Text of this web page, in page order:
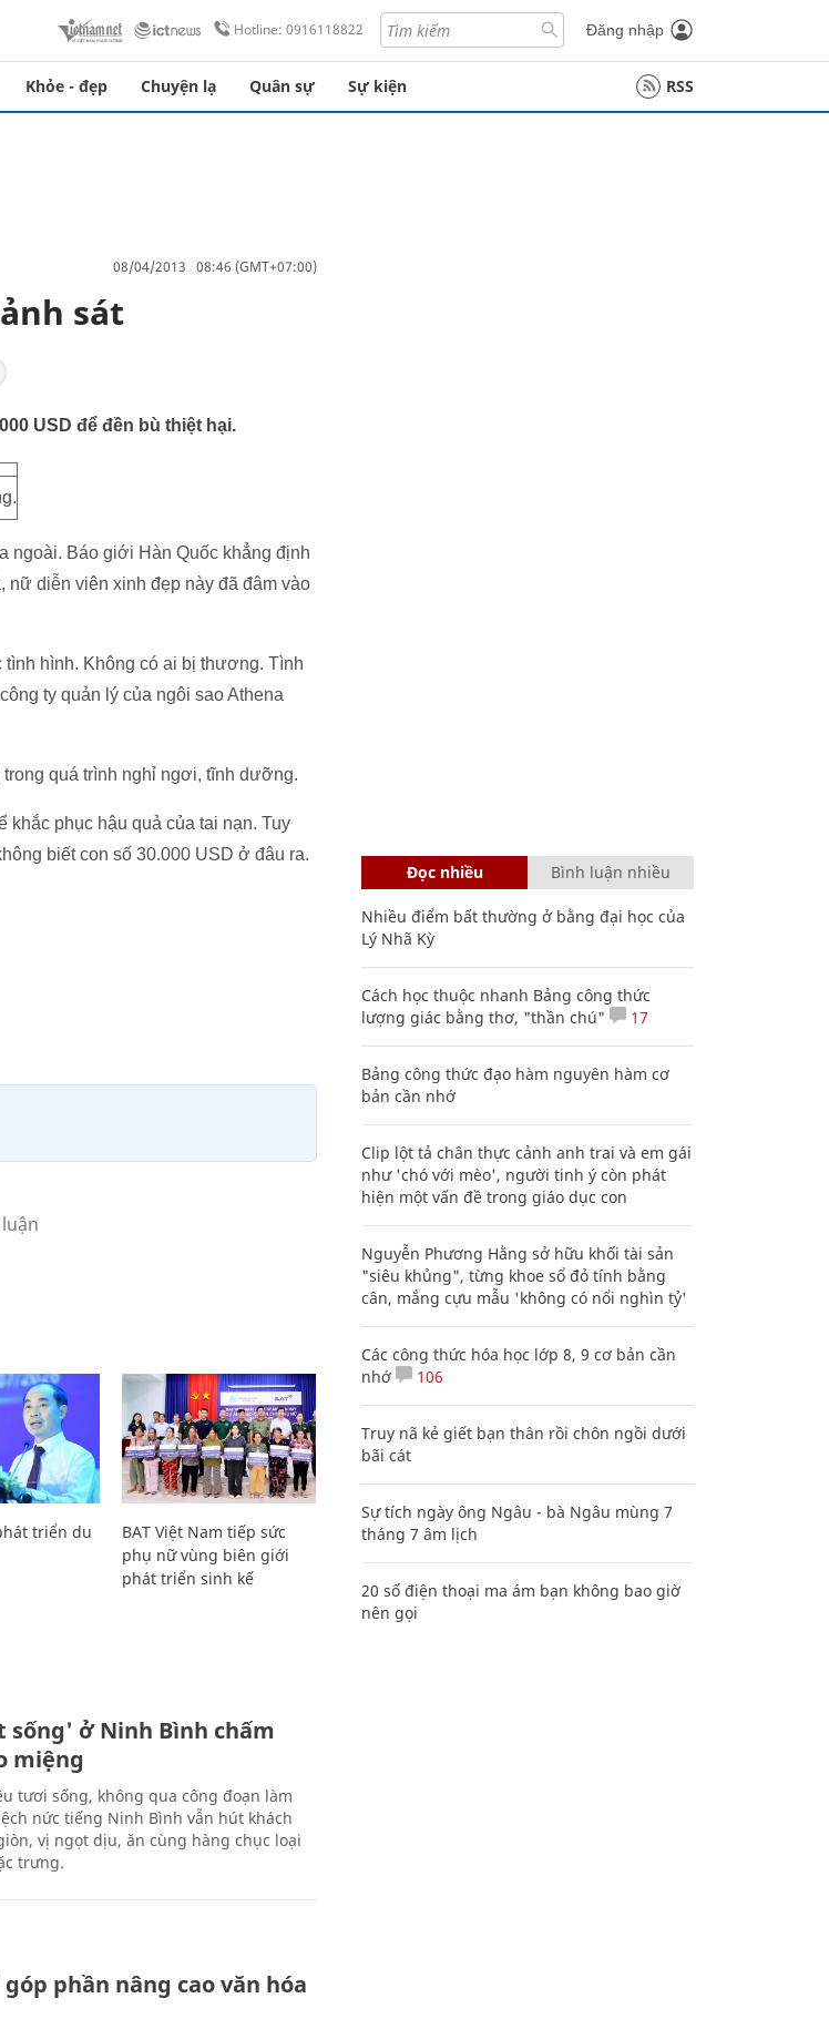
Hotline: 0916118822 Đăng nhập
Khỏe - đẹp Chuyện lạ Quân sự Sự kiện RSS
08/04/2013 08:46 (GMT+07:00)
sát
USD để đền bù thiệt hại.
ngoài. Báo giới Hàn Quốc khẳng định
diễn viên xinh đẹp này đã đâm vào
hình. Không có ai bị thương. Tình
ty quản lý của ngôi sao Athena
quá trình nghỉ ngơi, tĩnh dưỡng.
khắc phục hậu quả của tai nạn. Tuy
biết con số 30.000 USD ở đâu ra.
triển du
BAT Việt Nam tiếp sức
phụ nữ vùng biên giới
phát triển sinh kế
sống' ở Ninh Bình chấm
miệng
tươi sống, không qua công đoạn làm
nức tiếng Ninh Bình vẫn hút khách
vị ngọt dịu, ăn cùng hàng chục loại
trưng.
phần nâng cao văn hóa
Đọc nhiều Bình luận nhiều
Nhiều điểm bất thường ở bằng đại học của
Lý Nhã Kỳ
Cách học thuộc nhanh Bảng công thức
lượng giác bằng thơ, "thần chú"
17
Bảng công thức đạo hàm nguyên hàm cơ
bản cần nhớ
Clip lột tả chân thực cảnh anh trai và em gái
như 'chó với mèo', người tinh ý còn phát
hiện một vấn đề trong giáo dục con
Nguyễn Phương Hằng sở hữu khối tài sản
"siêu khủng", từng khoe sổ đỏ tính bằng
cân, mắng cựu mẫu 'không có nổi nghìn tỷ'
Các công thức hóa học lớp 8, 9 cơ bản cần
nhớ
106
Truy nã kẻ giết bạn thân rồi chôn ngồi dưới
bãi cát
Sự tích ngày ông Ngâu - bà Ngâu mùng 7
tháng 7 âm lịch
20 số điện thoại ma ám bạn không bao giờ
nên gọi